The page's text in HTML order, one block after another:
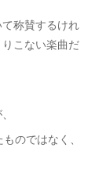
称賛するけれ
こない楽曲だ
のではなく、